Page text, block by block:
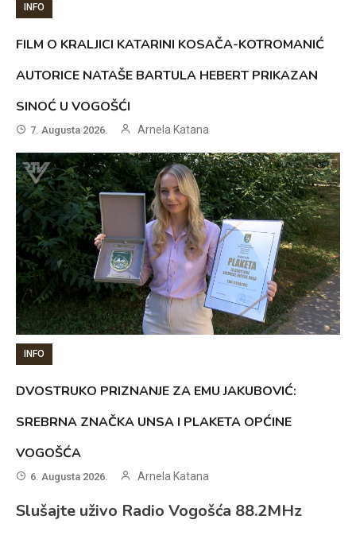
INFO
FILM O KRALJICI KATARINI KOSAČA-KOTROMANIĆ
AUTORICE NATAŠE BARTULA HEBERT PRIKAZAN
SINOĆ U VOGOŠĆI
7. Augusta 2026. Arnela Katana
INFO
DVOSTRUKO PRIZNANJE ZA EMU JAKUBOVIĆ:
SREBRNA ZNAČKA UNSA I PLAKETA OPĆINE
VOGOŠĆA
6. Augusta 2026. Arnela Katana
Slušajte uživo Radio Vogošća 88.2MHz